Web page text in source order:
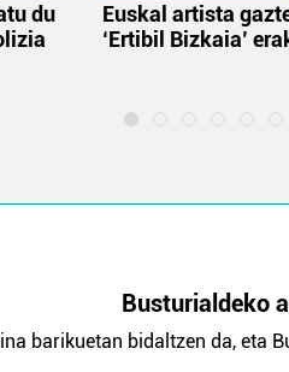
du
Euskal artista
‘Ertibil Bizkaia’
Busturialdeko
barikuetan bidaltzen da, eta